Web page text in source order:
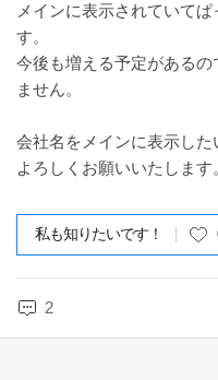
メインに表示されていて
す。
今後も増える予定がある
ません。
会社名をメインに表示し
よろしくお願いいたします
私も知りたいです！
2